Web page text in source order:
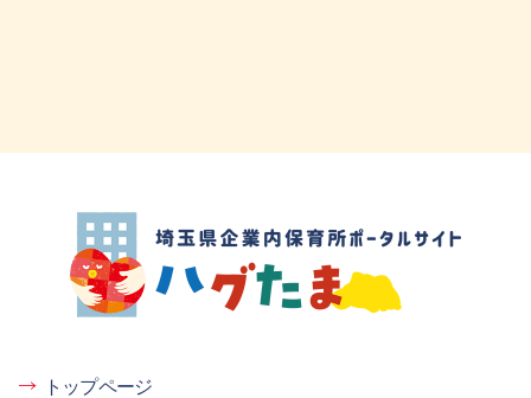
埼玉県企業内保育所ポータルサイト ハグ
たま
トップページ